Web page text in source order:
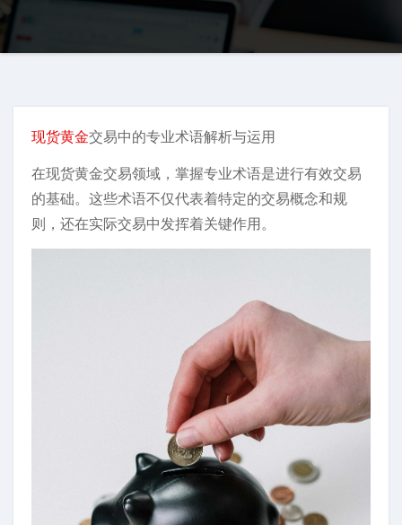
现货黄金交易中的专业术语解析与运用
在现货黄金交易领域，掌握专业术语是进行有效交易
的基础。这些术语不仅代表着特定的交易概念和规
则，还在实际交易中发挥着关键作用。